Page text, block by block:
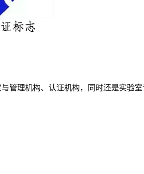
管理机构、认证机构，同时还是实